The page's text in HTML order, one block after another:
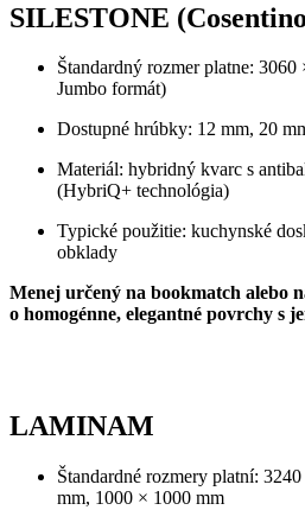
SILESTONE
Štandardný rozmer platne:
Jumbo formát)
Dostupné hrúbky: 12 mm, 20
Materiál: hybridný kvarc s
(HybriQ+ technológia)
Typické použitie: kuchynské
obklady
Menej určený na bookmatch alebo
o homogénne, elegantné povrchy s
LAMINAM
Štandardné rozmery platní:
mm, 1000 × 1000 mm